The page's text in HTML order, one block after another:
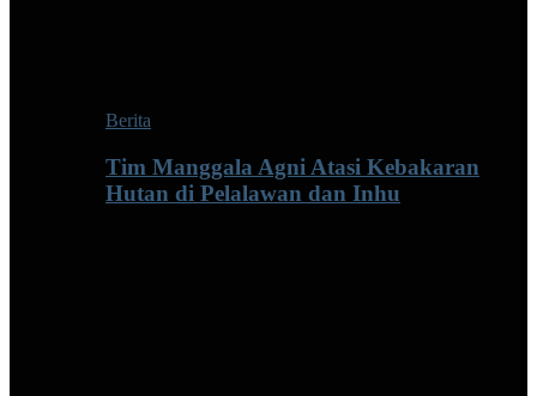
Berita
Tim Manggala Agni Atasi Kebakaran
Hutan di Pelalawan dan Inhu